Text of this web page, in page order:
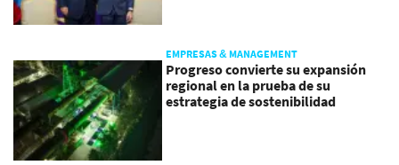
EMPRESAS & MANAGEMENT
Progreso convierte su expansión
regional en la prueba de su
estrategia de sostenibilidad